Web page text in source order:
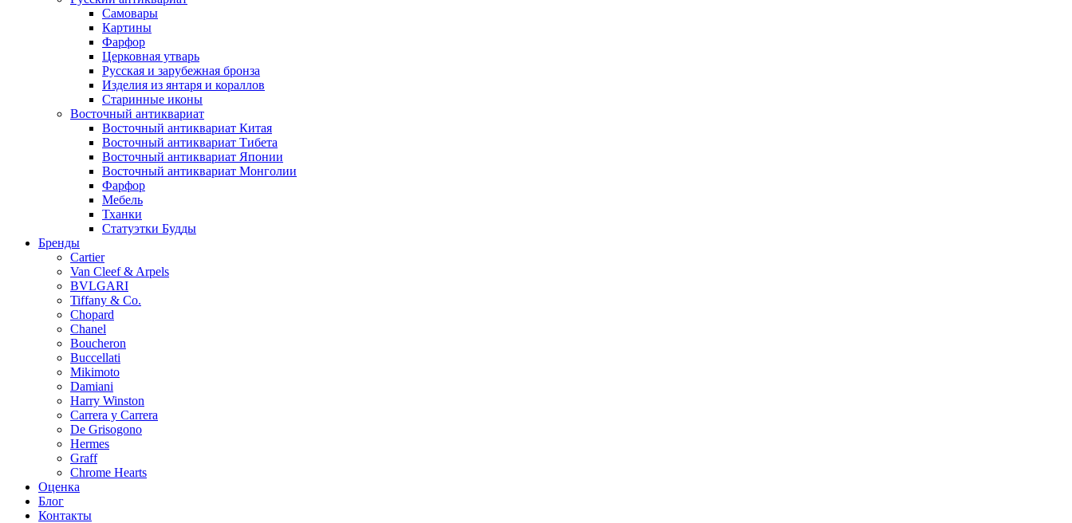
Самовары
Картины
Фарфор
Церковная утварь
Русская и зарубежная бронза
Изделия из янтаря и кораллов
Старинные иконы
Восточный антиквариат
Восточный антиквариат Китая
Восточный антиквариат Тибета
Восточный антиквариат Японии
Восточный антиквариат Монголии
Фарфор
Мебель
Тханки
Статуэтки Будды
Бренды
Cartier
Van Cleef & Arpels
BVLGARI
Tiffany & Co.
Chopard
Chanel
Boucheron
Buccellati
Mikimoto
Damiani
Harry Winston
Carrera y Carrera
De Grisogono
Hermes
Graff
Chrome Hearts
Оценка
Блог
Контакты